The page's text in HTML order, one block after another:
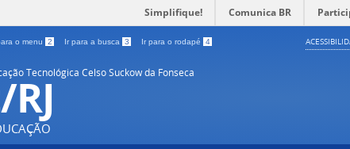
Simplifique! Comunica BR
o menu 2 Ir para a busca 3 Ir para o rodapé 4
Tecnológica Celso Suckow da Fonseca